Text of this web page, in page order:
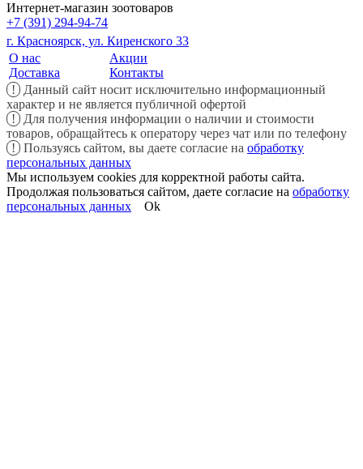
Интернет-магазин зоотоваров
+7 (391) 294-94-74
г. Красноярск, ул. Киренского 33
О нас
Доставка
Акции
Контакты
!
Данный сайт носит исключительно информационный
характер и не является публичной офертой
!
Для получения информации о наличии и стоимости
товаров, обращайтесь к оператору через чат или по телефону
!
Пользуясь сайтом, вы даете согласие на обработку
персональных данных
Мы используем cookies для корректной работы сайта.
Продолжая пользоваться сайтом, даете согласие на обработку
персональных данных
Ok